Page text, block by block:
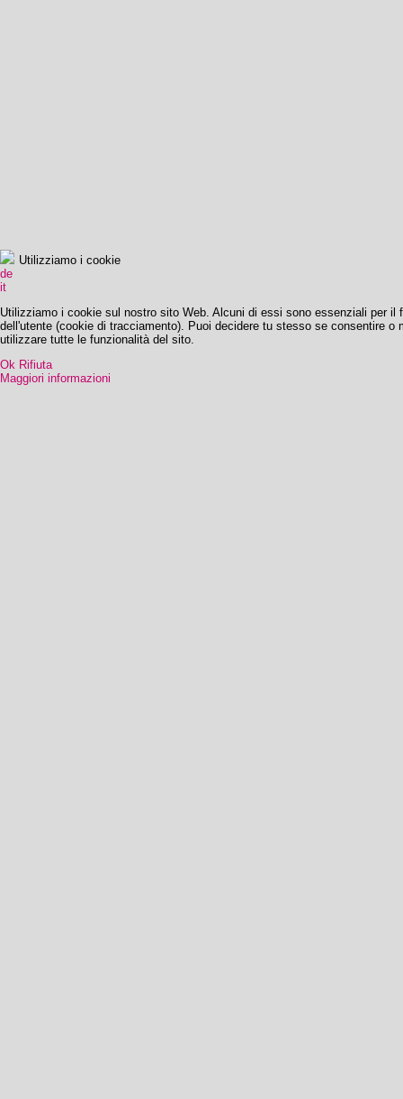
Utilizziamo i cookie
de
it
Utilizziamo i cookie sul nostro sito Web. Alcuni di essi sono essenziali per
dell'utente (cookie di tracciamento). Puoi decidere tu stesso se consentire
utilizzare tutte le funzionalità del sito.
Ok Rifiuta
Maggiori informazioni